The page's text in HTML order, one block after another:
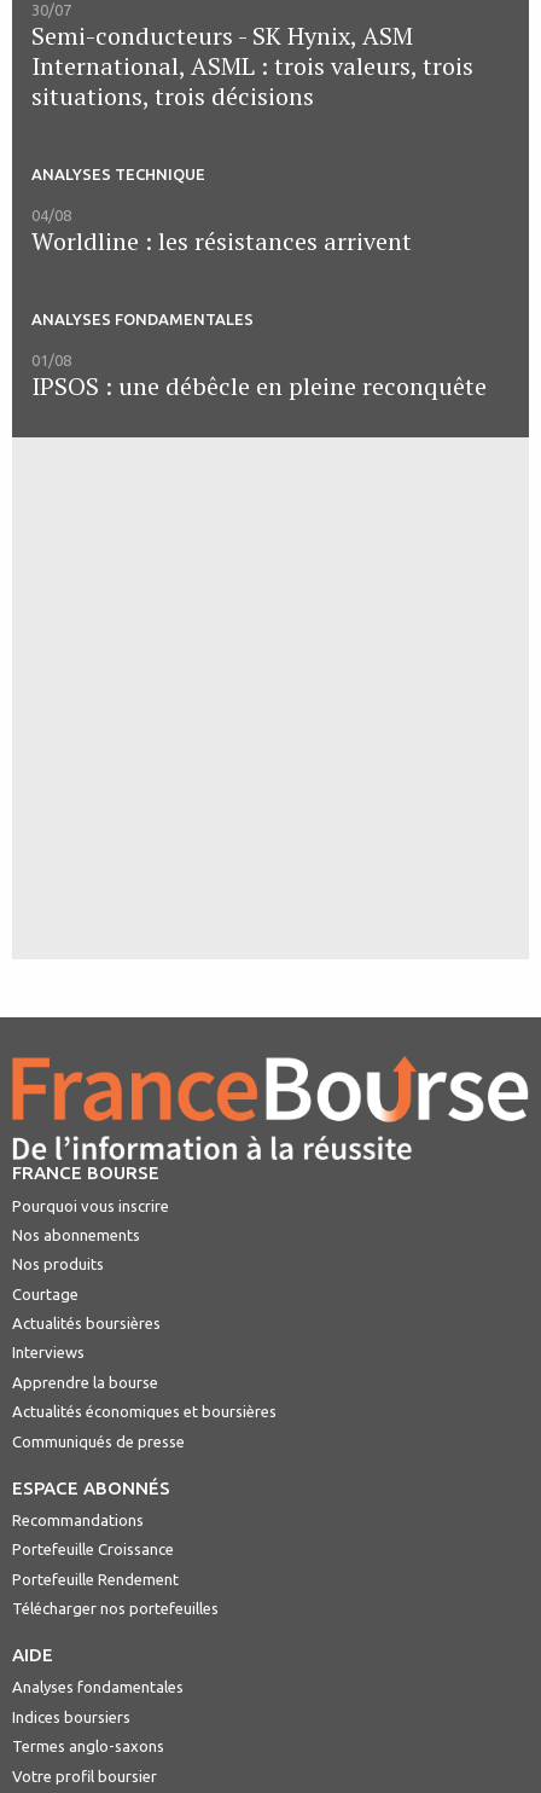
30/07
Semi-conducteurs - SK Hynix, ASM
International, ASML : trois valeurs, trois
situations, trois décisions
ANALYSES TECHNIQUE
04/08
Worldline : les résistances arrivent
ANALYSES FONDAMENTALES
01/08
IPSOS : une débêcle en pleine reconquête
FRANCE BOURSE
Pourquoi vous inscrire
Nos abonnements
Nos produits
Courtage
Actualités boursières
Interviews
Apprendre la bourse
Actualités économiques et boursières
Communiqués de presse
ESPACE ABONNÉS
Recommandations
Portefeuille Croissance
Portefeuille Rendement
Télécharger nos portefeuilles
AIDE
Analyses fondamentales
Indices boursiers
Termes anglo-saxons
Votre profil boursier